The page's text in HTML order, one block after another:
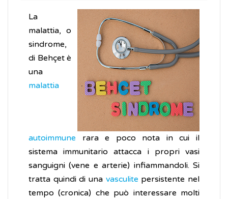
La
malattia, o
sindrome,
di Behçet è
una
malattia
autoimmune rara e poco nota in cui il
sistema immunitario attacca i propri vasi
sanguigni (vene e arterie) infiammandoli. Si
tratta quindi di una vasculite persistente nel
tempo (cronica) che può interessare molti